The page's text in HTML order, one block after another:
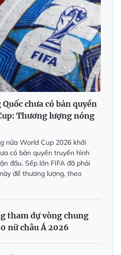
chưa có bản quyền
Thương lượng nóng
nữa World Cup 2026 khởi
có bản quyền truyền hình
đấu. Sếp lớn FIFA đã phải
để thương lượng, theo
tham dự vòng chung
nữ châu Á 2026